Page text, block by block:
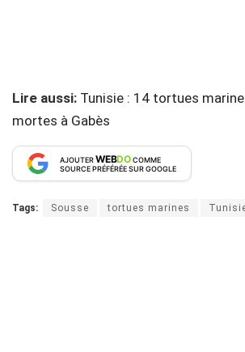
Lire aussi: Tunisie : 14 tortues
mortes à Gabès
AJOUTERWEBDOCOMME
SOURCE PRÉFÉRÉE SUR GOOGLE
Tags: Sousse tortues marines